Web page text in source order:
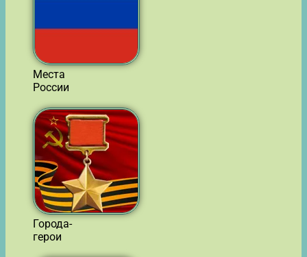
Места
России
Города-
герои